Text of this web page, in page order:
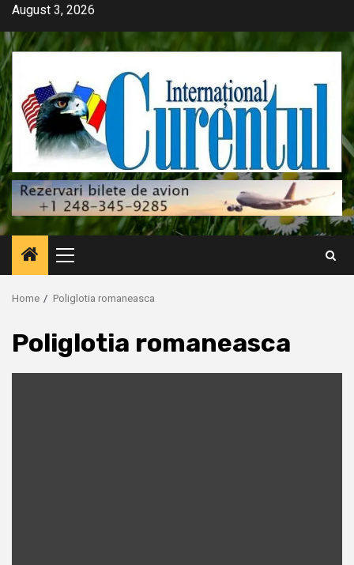
Skip
content
August 3, 2026
Primary
Menu
Home Poliglotia romaneasca
Poliglotia romaneasca